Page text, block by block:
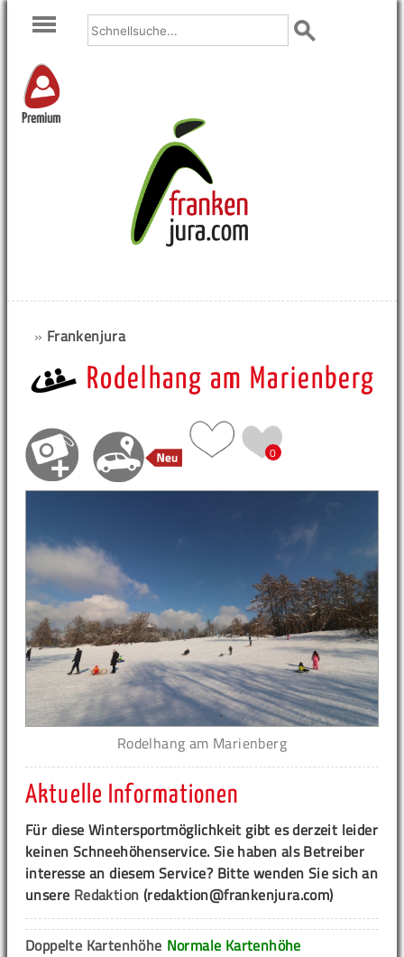
Premium
» Frankenjura
Rodelhang am Marienberg
0
Rodelhang am Marienberg
Aktuelle Informationen
Für diese Wintersportmöglichkeit gibt es derzeit leider
keinen Schneehöhenservice. Sie haben als Betreiber
interesse an diesem Service? Bitte wenden Sie sich an
unsere Redaktion (redaktion@frankenjura.com)
Normale Kartenhöhe
Doppelte Kartenhöhe